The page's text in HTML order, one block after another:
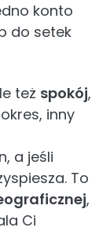
konto
do setek
też spokój,
inny
a jeśli
To
,
Ci